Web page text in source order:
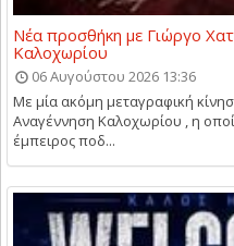
Νέα προσθήκη με Γιώργο
Καλοχωρίου
06 Αυγούστου 2026 13:36
Με μία ακόμη μεταγραφική
Αναγέννηση Καλοχωρίου , η
έμπειρος ποδ...